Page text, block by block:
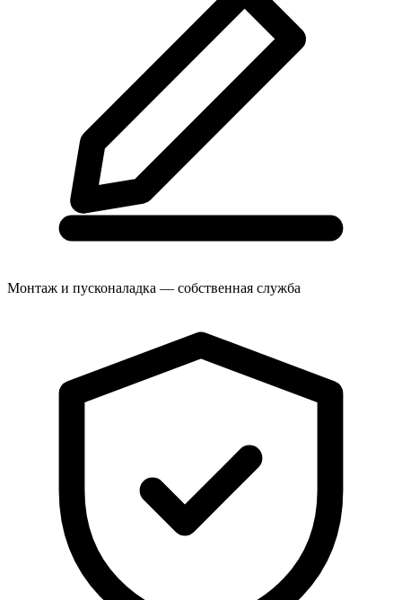
Монтаж и пусконаладка — собственная служба